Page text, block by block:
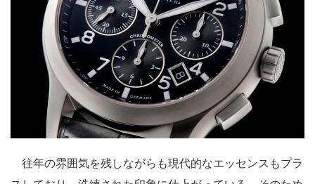
往年の雰囲気を残しながらも現代的なエッセンスもプラ